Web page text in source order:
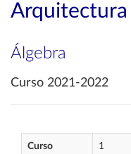
Arquitectura
Álgebra
Curso 2021-2022
Curso 1